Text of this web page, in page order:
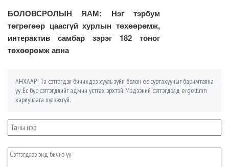
БОЛОВСРОЛЫН ЯАМ: Нэг тэрбум
төгрөгөөр цаасгүй хурлын төхөөрөмж,
интерактив самбар зэрэг 182 тоног
төхөөрөмж авна
АНХААР! Та сэтгэгдэл бичихдээ хууль зүйн болон ёс суртахууныг баримтална
уу. Ёс бус сэтгэгдлийг админ устгах эрхтэй. Мэдээний сэтгэгдэлд ergelt.mn
хариуцлага хүлээхгүй.